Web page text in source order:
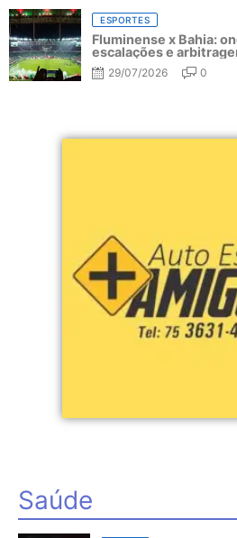
ESPORTES
Fluminense x Bahia:
escalações e
29/07/2026 0
Saúde